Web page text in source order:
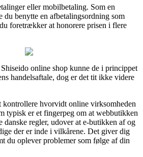
eller mobilbetaling. Som en
du benytte en afbetalingsordning som
foretrækker at honorere prisen i flere
online shop kunne de i princippet
handelsaftale, dog er det tit ikke videre
kontrollere hvorvidt online virksomheden
typisk er et fingerpeg om at webbutikken
danske regler, udover at e-butikken af og
der er inde i vilkårene. Det giver dig
du oplever problemer som følge af din